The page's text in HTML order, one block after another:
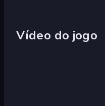
Vídeo do jogo